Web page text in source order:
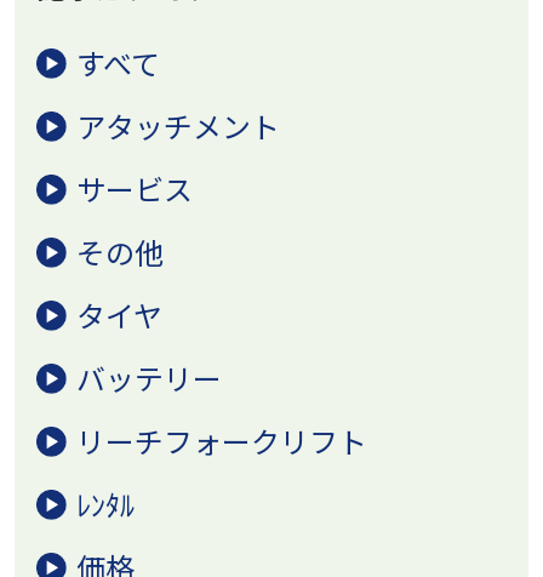
すべて
アタッチメント
サービス
その他
タイヤ
バッテリー
リーチフォークリフト
ﾚﾝﾀﾙ
価格